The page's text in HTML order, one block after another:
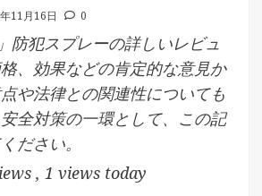
11月16日 0
防犯スプレーの詳しいレビュ
、効果などの肯定的な意見か
や法律との関連性についても
全対策の一環として、この記
ださい。
, 1 views today